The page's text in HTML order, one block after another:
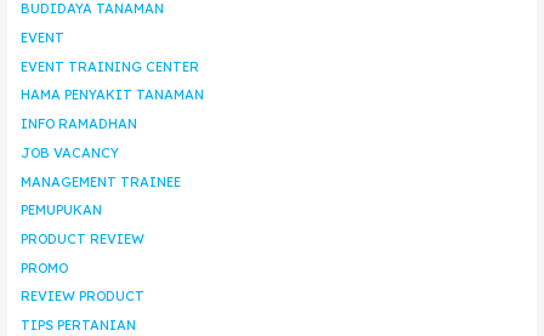
BUDIDAYA TANAMAN
EVENT
EVENT TRAINING CENTER
HAMA PENYAKIT TANAMAN
INFO RAMADHAN
JOB VACANCY
MANAGEMENT TRAINEE
PEMUPUKAN
PRODUCT REVIEW
PROMO
REVIEW PRODUCT
TIPS PERTANIAN